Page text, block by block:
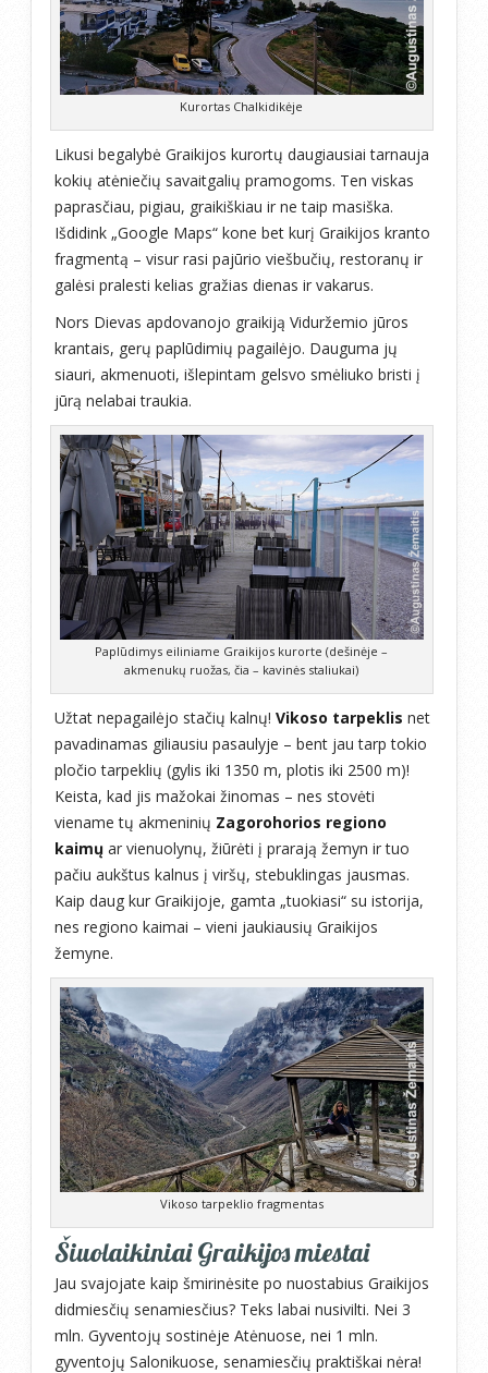
Kurortas Chalkidikėje
Likusi begalybė Graikijos kurortų daugiausiai tarnauja
kokių atėniečių savaitgalių pramogoms. Ten viskas
paprasčiau, pigiau, graikiškiau ir ne taip masiška.
Išdidink „Google Maps“ kone bet kurį Graikijos kranto
fragmentą – visur rasi pajūrio viešbučių, restoranų ir
galėsi pralesti kelias gražias dienas ir vakarus.
Nors Dievas apdovanojo graikiją Viduržemio jūros
krantais, gerų paplūdimių pagailėjo. Dauguma jų
siauri, akmenuoti, išlepintam gelsvo smėliuko bristi į
jūrą nelabai traukia.
Paplūdimys eiliniame Graikijos kurorte (dešinėje –
akmenukų ruožas, čia – kavinės staliukai)
Užtat nepagailėjo stačių kalnų! Vikoso tarpeklis net
pavadinamas giliausiu pasaulyje – bent jau tarp tokio
pločio tarpeklių (gylis iki 1350 m, plotis iki 2500 m)!
Keista, kad jis mažokai žinomas – nes stovėti
viename tų akmeninių Zagorohorios regiono
kaimų ar vienuolynų, žiūrėti į prarają žemyn ir tuo
pačiu aukštus kalnus į viršų, stebuklingas jausmas.
Kaip daug kur Graikijoje, gamta „tuokiasi“ su istorija,
nes regiono kaimai – vieni jaukiausių Graikijos
žemyne.
Vikoso tarpeklio fragmentas
Šiuolaikiniai Graikijos miestai
Jau svajojate kaip šmirinėsite po nuostabius Graikijos
didmiesčių senamiesčius? Teks labai nusivilti. Nei 3
mln. Gyventojų sostinėje Atėnuose, nei 1 mln.
gyventojų Salonikuose, senamiesčių praktiškai nėra!